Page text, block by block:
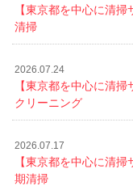
【東京都を中心に清
清掃
2026.07.24
【東京都を中心に清
クリーニング
2026.07.17
【東京都を中心に清
期清掃